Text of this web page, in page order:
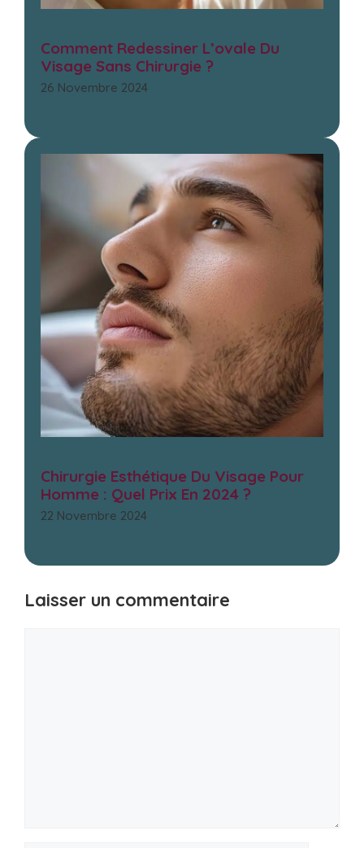
Comment Redessiner L’ovale Du
Visage Sans Chirurgie ?
26 Novembre 2024
Chirurgie Esthétique Du Visage Pour
Homme : Quel Prix En 2024 ?
22 Novembre 2024
Laisser un commentaire